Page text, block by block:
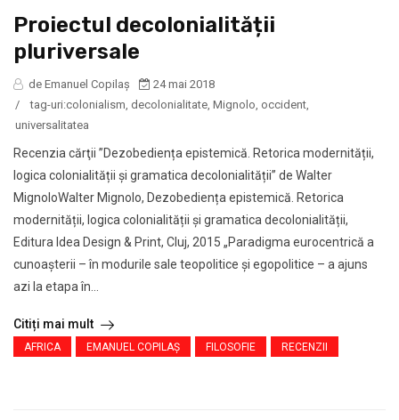
Proiectul decolonialității
pluriversale
de Emanuel Copilaș
24 mai 2018
/
tag-uri:colonialism, decolonialitate, Mignolo, occident,
universalitatea
Recenzia cărţii ”Dezobediența epistemică. Retorica modernității,
logica colonialității și gramatica decolonialității” de Walter
MignoloWalter Mignolo, Dezobediența epistemică. Retorica
modernității, logica colonialității și gramatica decolonialității,
Editura Idea Design & Print, Cluj, 2015 „Paradigma eurocentrică a
cunoașterii – în modurile sale teopolitice și egopolitice – a ajuns
azi la etapa în...
Citiți mai mult
AFRICA EMANUEL COPILAȘ FILOSOFIE RECENZII